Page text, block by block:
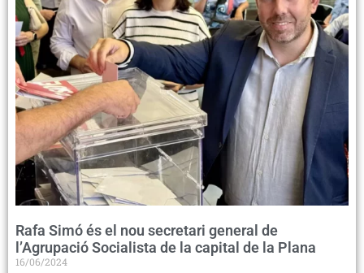
Rafa Simó és el nou secretari general de
l’Agrupació Socialista de la capital de la Plana
16/06/2024